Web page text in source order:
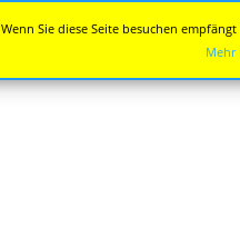
Wenn Sie diese Seite besuchen
Mehr